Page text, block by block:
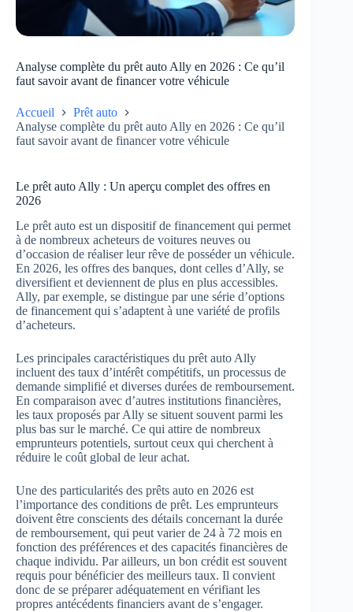
Analyse complète du prêt auto Ally en 2026 : Ce qu’il
faut savoir avant de financer votre véhicule
Accueil
Prêt auto
Analyse complète du prêt auto Ally en 2026 : Ce qu’il
faut savoir avant de financer votre véhicule
Le prêt auto Ally : Un aperçu complet des offres en
2026
Le prêt auto est un dispositif de financement qui permet
à de nombreux acheteurs de voitures neuves ou
d’occasion de réaliser leur rêve de posséder un véhicule.
En 2026, les offres des banques, dont celles d’Ally, se
diversifient et deviennent de plus en plus accessibles.
Ally, par exemple, se distingue par une série d’options
de financement qui s’adaptent à une variété de profils
d’acheteurs.
Les principales caractéristiques du prêt auto Ally
incluent des taux d’intérêt compétitifs, un processus de
demande simplifié et diverses durées de remboursement.
En comparaison avec d’autres institutions financières,
les taux proposés par Ally se situent souvent parmi les
plus bas sur le marché. Ce qui attire de nombreux
emprunteurs potentiels, surtout ceux qui cherchent à
réduire le coût global de leur achat.
Une des particularités des prêts auto en 2026 est
l’importance des conditions de prêt. Les emprunteurs
doivent être conscients des détails concernant la durée
de remboursement, qui peut varier de 24 à 72 mois en
fonction des préférences et des capacités financières de
chaque individu. Par ailleurs, un bon crédit est souvent
requis pour bénéficier des meilleurs taux. Il convient
donc de se préparer adéquatement en vérifiant les
propres antécédents financiers avant de s’engager.